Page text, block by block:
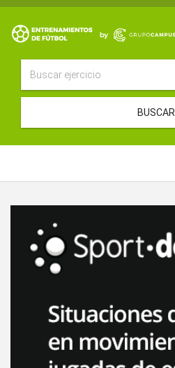
BUSCAR